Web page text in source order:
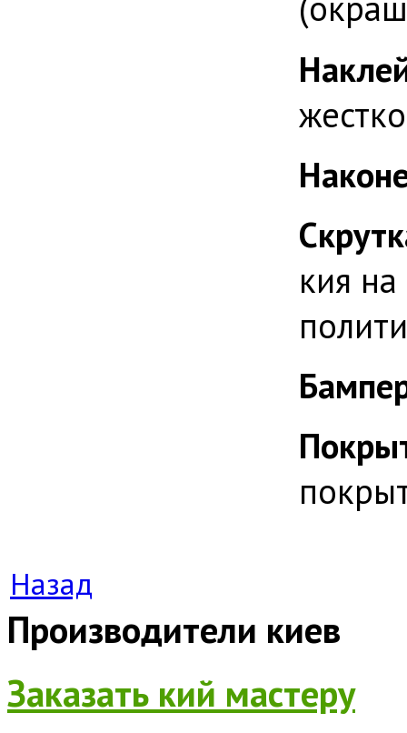
кия
Назад
Производители киев
Заказать кий мастеру